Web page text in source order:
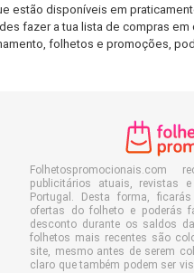
estão disponíveis em
fazer a tua lista de compras
folhetos e promoções,
publicitários atuais, revistas
Portugal. Desta forma,
ofertas do folheto e poderás
desconto durante os saldos
folhetos mais recentes são
site, mesmo antes de serem
claro que também podem ser